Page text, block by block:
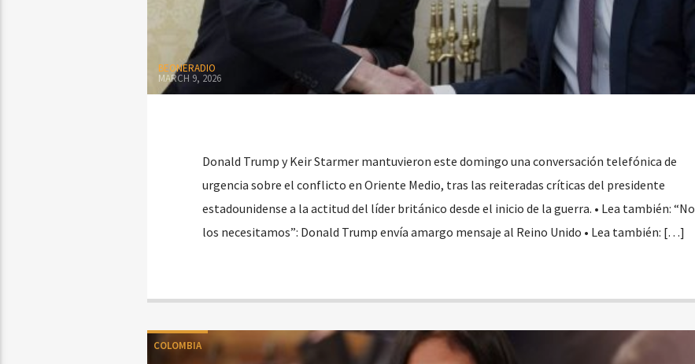
BEONERADIO
MARCH 9, 2026
Donald Trump y Keir Starmer mantuvieron este domingo una conversación telefónica de
urgencia sobre el conflicto en Oriente Medio, tras las reiteradas críticas del presidente
estadounidense a la actitud del líder británico desde el inicio de la guerra. • Lea también: “No
los necesitamos”: Donald Trump envía amargo mensaje al Reino Unido • Lea también: […]
COLOMBIA